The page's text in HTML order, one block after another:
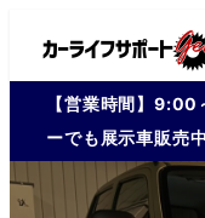
【営業時間】
ーでも展示車販売中